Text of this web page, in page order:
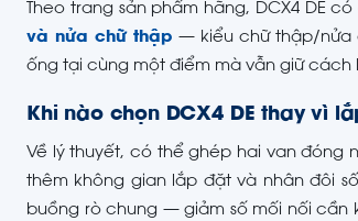
Theo trang sản phẩm hãng, DCX4 DE có
và nửa chữ thập — kiểu chữ thập/nửa
ống tại cùng một điểm mà vẫn giữ cách
Khi nào chọn DCX4 DE thay vì
Về lý thuyết, có thể ghép hai van
thêm không gian lắp đặt và nhân đôi
buồng rò chung — giảm số mối nối cần